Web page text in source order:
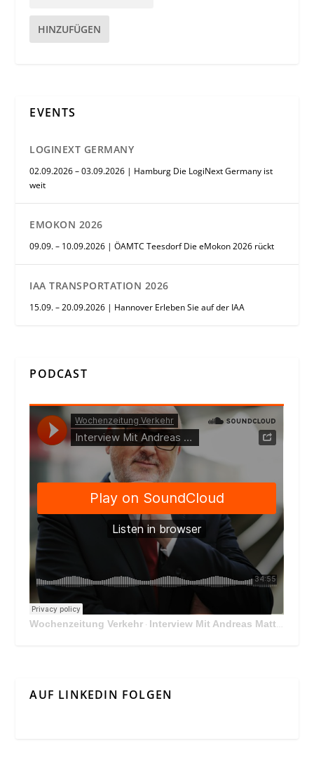
HINZUFÜGEN
EVENTS
LOGINEXT GERMANY
02.09.2026 – 03.09.2026 | Hamburg Die LogiNext Germany ist
weit
EMOKON 2026
09.09. – 10.09.2026 | ÖAMTC Teesdorf Die eMokon 2026 rückt
IAA TRANSPORTATION 2026
15.09. – 20.09.2026 | Hannover Erleben Sie auf der IAA
PODCAST
Wochenzeitung Verkehr · Interview Mit Andreas Matthä, CEO der ÖBB Holding
AUF LINKEDIN FOLGEN